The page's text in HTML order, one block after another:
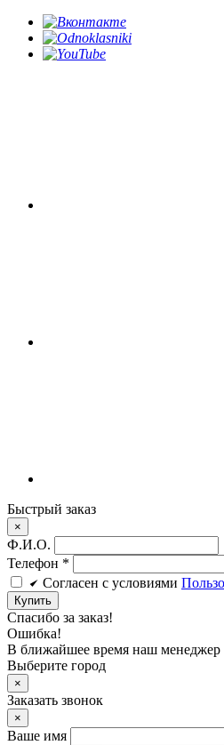
Быстрый заказ
×
Ф.И.О.
Телефон *
Cогласен c условиями
Купить
Спасибо за заказ!
Ошибка!
В ближайшее время наш менеджер
Выберите город
×
Заказать звонок
×
Ваше имя